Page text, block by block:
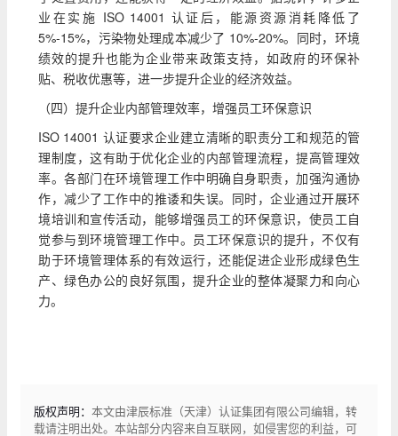
业在实施 ISO 14001 认证后，能源资源消耗降低了
5%-15%，污染物处理成本减少了 10%-20%。同时，环境
绩效的提升也能为企业带来政策支持，如政府的环保补
贴、税收优惠等，进一步提升企业的经济效益。
（四）提升企业内部管理效率，增强员工环保意识
ISO 14001 认证要求企业建立清晰的职责分工和规范的管
理制度，这有助于优化企业的内部管理流程，提高管理效
率。各部门在环境管理工作中明确自身职责，加强沟通协
作，减少了工作中的推诿和失误。同时，企业通过开展环
境培训和宣传活动，能够增强员工的环保意识，使员工自
觉参与到环境管理工作中。员工环保意识的提升，不仅有
助于环境管理体系的有效运行，还能促进企业形成绿色生
产、绿色办公的良好氛围，提升企业的整体凝聚力和向心
力。
版权声明： 本文由津辰标准（天津）认证集团有限公司编辑，转
载请注明出处。本站部分内容来自互联网，如侵害您的利益，可